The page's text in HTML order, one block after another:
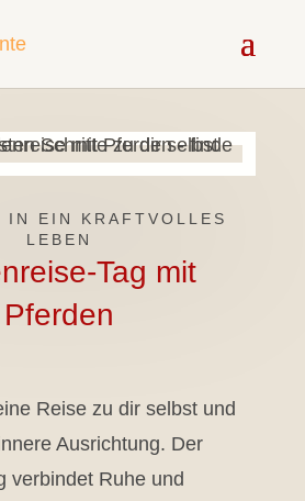
IN EIN KRAFTVOLLES
LEBEN
Tag mit
Pferden
Reise zu dir selbst und
Ausrichtung. Der
verbindet Ruhe und